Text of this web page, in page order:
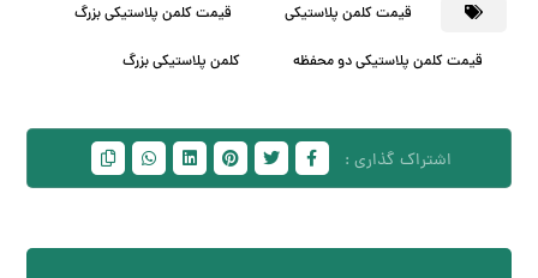
قیمت کلمن پلاستیکی قیمت کلمن پلاستیکی بزرگ
قیمت کلمن پلاستیکی دو محفظه کلمن پلاستیکی بزرگ